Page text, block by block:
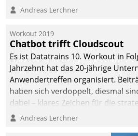
die Funktionalität der App zu
integrieren.
Andreas Lerchner
Workout 2019
Chatbot trifft Cloudscout
Es ist Datatrains 10. Workout in
Jahrzehnt hat das 20-jährige
Anwendertreffen organisiert.
haben sich verdoppelt, diesmal
dabei – klares Zeichen für die
Fokussierung auf den Kunden.
Andreas Lerchner